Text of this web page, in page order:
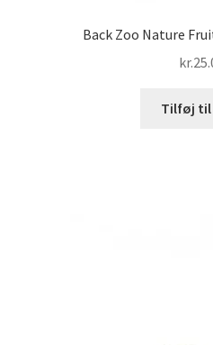
Back Zoo Nature
kr.
Tilføj til